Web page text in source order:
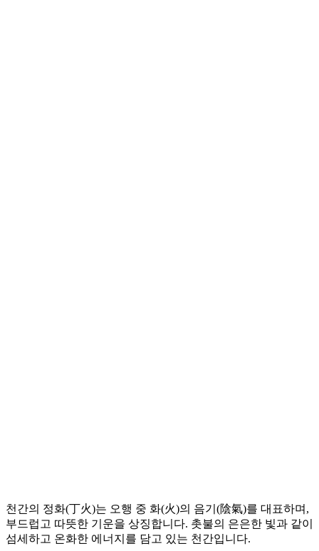
천간의 정화(丁火)는 오행 중 화(火)의 음기(陰氣)를 대표하며,
부드럽고 따뜻한 기운을 상징합니다. 촛불의 은은한 빛과 같이
섬세하고 온화한 에너지를 담고 있는 천간입니다.